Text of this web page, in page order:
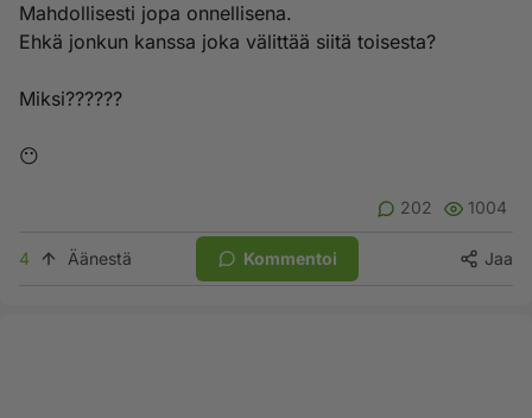
Mahdollisesti jopa onnellisena.
Ehkä jonkun kanssa joka välittää siitä toisesta?
Miksi??????
😶
202 1004
4 Äänestä Kommentoi Jaa